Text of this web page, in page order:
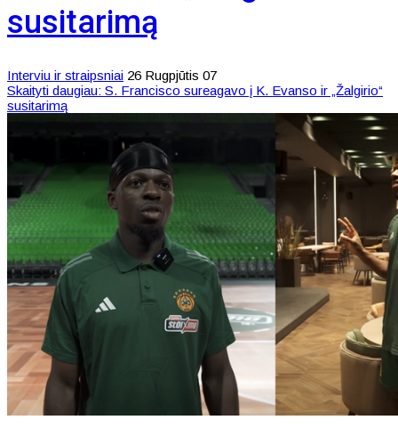
susitarimą
Interviu ir straipsniai 26 Rugpjūtis 07
Skaityti daugiau: S. Francisco sureagavo į K. Evanso ir „Žalgirio“
susitarimą